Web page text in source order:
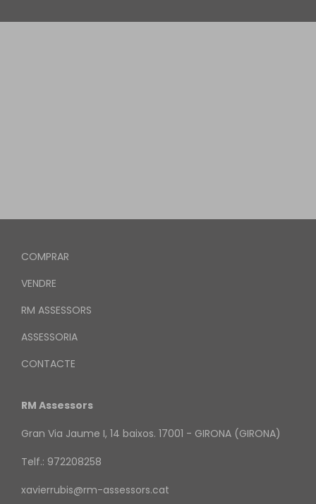
COMPRAR
VENDRE
RM ASSESSORS
ASSESSORIA
CONTACTE
RM Assessors
Gran Via Jaume I, 14 baixos. 17001 - GIRONA (GIRONA)
Telf.: 972208258
xavierrubis@rm-assessors.cat